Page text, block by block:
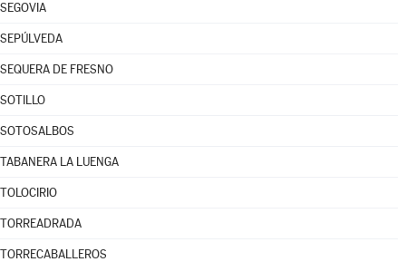
SEGOVIA
SEPÚLVEDA
SEQUERA DE FRESNO
SOTILLO
SOTOSALBOS
TABANERA LA LUENGA
TOLOCIRIO
TORREADRADA
TORRECABALLEROS